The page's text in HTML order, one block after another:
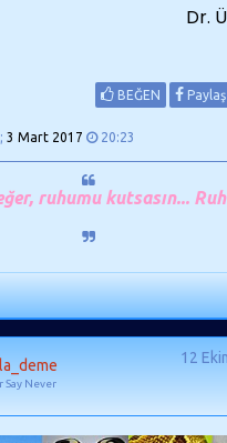
Dr.
BEĞEN Paylaş
3 Mart 2017 20:23
ruhumu kutsasın...
Say Never
12